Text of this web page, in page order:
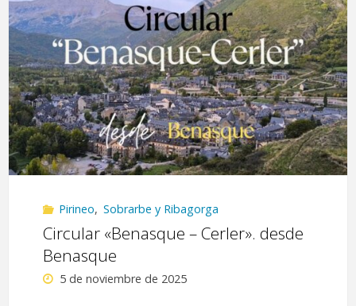
y
Erata,
desde
Espierre"
Pirineo, Sobrarbe y Ribagorga
Circular «Benasque – Cerler». desde
Benasque
5 de noviembre de 2025